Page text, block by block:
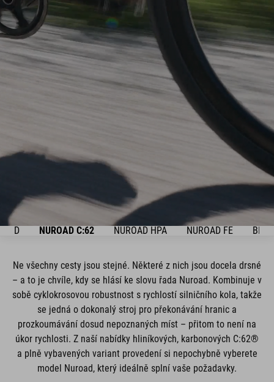
NUROAD C:62 NUROAD HPA NUROAD FE
Ne všechny cesty jsou stejné. Některé z nich jsou docela drsné
– a to je chvíle, kdy se hlásí ke slovu řada Nuroad. Kombinuje v
sobě cyklokrosovou robustnost s rychlostí silničního kola, takže
se jedná o dokonalý stroj pro překonávání hranic a
prozkoumávání dosud nepoznaných míst – přitom to není na
úkor rychlosti. Z naší nabídky hliníkových, karbonových C:62®
a plně vybavených variant provedení si nepochybně vyberete
model Nuroad, který ideálně splní vaše požadavky.